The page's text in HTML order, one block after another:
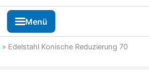
Menü
» Edelstahl Konische Reduzierung 70